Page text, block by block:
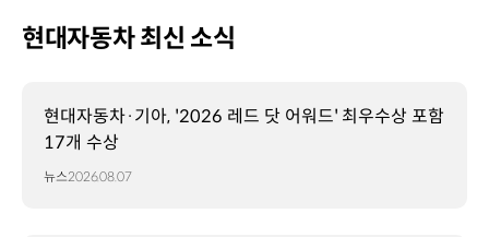
현대자동차 최신 소식
현대자동차·기아, '2026 레드 닷 어워드' 최우수상 포함
17개 수상
뉴스2026.08.07